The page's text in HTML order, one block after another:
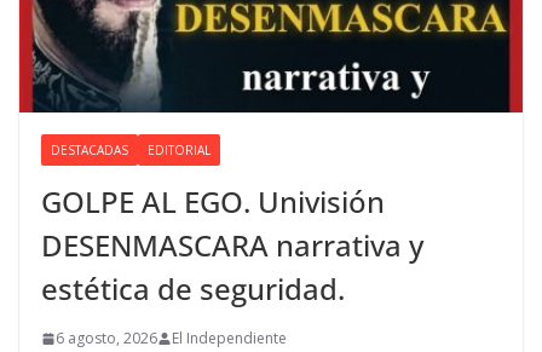
DESTACADAS EDITORIAL
GOLPE AL EGO. Univisión
DESENMASCARA narrativa y
estética de seguridad.
6 agosto, 2026 El Independiente